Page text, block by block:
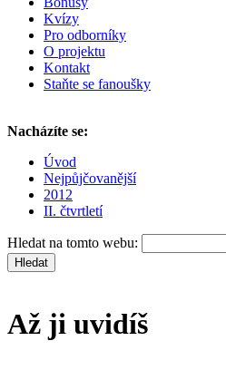
Kvízy
Pro odborníky
O projektu
Kontakt
Staňte se fanoušky
Nacházíte se:
Úvod
Nejpůjčovanější
2012
II. čtvrtletí
Hledat na tomto webu:
Až ji uvidíš